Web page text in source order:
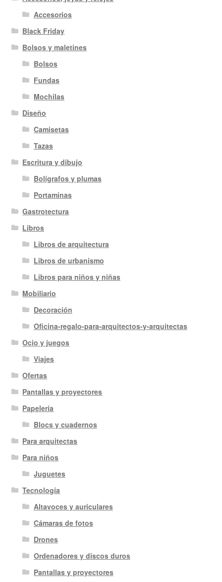
Accesorios
Black Friday
Bolsos y maletines
Bolsos
Fundas
Mochilas
Diseño
Camisetas
Tazas
Escritura y dibujo
Bolígrafos y plumas
Portaminas
Gastrotectura
Libros
Libros de arquitectura
Libros de urbanismo
Libros para niños y niñas
Mobiliario
Decoración
Oficina-regalo-para-arquitectos-y-arquitectas
Ocio y juegos
Viajes
Ofertas
Pantallas y proyectores
Papelería
Blocs y cuadernos
Para arquitectas
Para niños
Juguetes
Tecnología
Altavoces y auriculares
Cámaras de fotos
Drones
Ordenadores y discos duros
Pantallas y proyectores